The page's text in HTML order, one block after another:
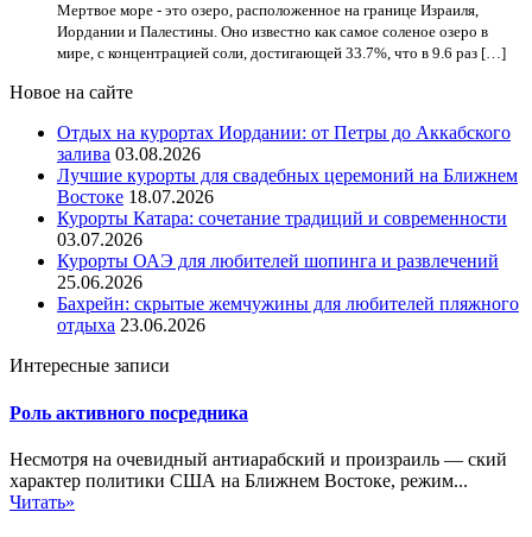
Мертвое море - это озеро, расположенное на границе Израиля,
Иордании и Палестины. Оно известно как самое соленое озеро в
мире, с концентрацией соли, достигающей 33.7%, что в 9.6 раз […]
Новое на сайте
Отдых на курортах Иордании: от Петры до Аккабского
залива 03.08.2026
Лучшие курорты для свадебных церемоний на Ближнем
Востоке 18.07.2026
Курорты Катара: сочетание традиций и современности
03.07.2026
Курорты ОАЭ для любителей шопинга и развлечений
25.06.2026
Бахрейн: скрытые жемчужины для любителей пляжного
отдыха 23.06.2026
Интересные записи
Роль активного посредника
Несмотря на очевидный антиарабский и произраиль — ский
характер политики США на Ближнем Востоке, режим...
Читать»